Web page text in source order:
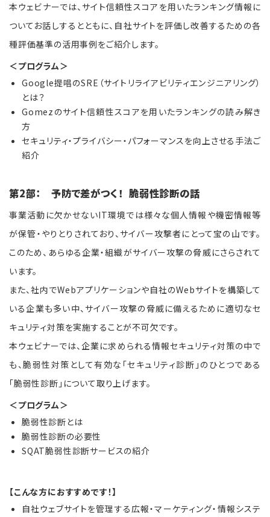
本ウェビナーでは、サイト信頼性スコアを用いたランキング情報に
ついて お話しする とともに、自社サイトを評価し改善するための各
種評価基準の活用事例をご紹介します。
＜プログラム＞
Google提唱のSRE（サイトリライアビリティエンジニアリング）
とは？
Gomezのサイト信頼性スコアを用いたランキングの読み解き
方
セキュリティ・プライバシー・パフォーマンスを向上させる手法ご
紹介
第2部： 予防で差がつく！ 脆弱性診断の話
事業活動に欠かせないIT環境では様々な個人情報や機密情報等
が保管・やりとりされており、サイバー攻撃者にとって宝の山です。
このため、あらゆる企業・組織がサイバー攻撃の脅威にさらされて
います。
また、社内でWebアプリケーションや自社のWebサイトを構築して
いる企業も多い中、サイバー攻撃の脅威に備えるために適切なセ
キュリティ対策を実施することが不可欠です。
本ウェビナーでは、企業に求められる情報セキュリティ対策の中で
も、脆弱性対策として有効な「セキュリティ診断」のひとつである
「脆弱性診断」について取り上げます。
＜プログラム＞
脆弱性診断とは
脆弱性診断の必要性
SQAT脆弱性診断サービスの紹介
【こんな方におすすめです！】
自社ウェブサイトを管理する広報・マーケティング・情報システ